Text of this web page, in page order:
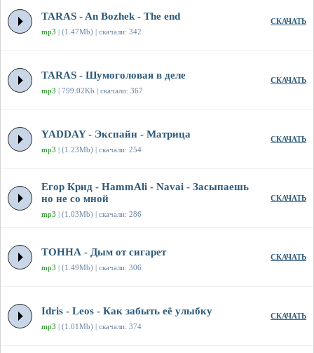
TARAS - An Bozhek - The end
mp3 | (1.47Mb) | скачали: 342
СКАЧАТЬ
TARAS - Шумоголовая в деле
mp3 | 799.02Kb | скачали: 367
СКАЧАТЬ
YADDAY - Экспайн - Матрица
mp3 | (1.23Mb) | скачали: 254
СКАЧАТЬ
Егор Крид - HammAli - Navai - Засыпаешь
но не со мной
mp3 | (1.03Mb) | скачали: 286
СКАЧАТЬ
ТОННА - Дым от сигарет
mp3 | (1.49Mb) | скачали: 306
СКАЧАТЬ
Idris - Leos - Как забыть её улыбку
mp3 | (1.01Mb) | скачали: 374
СКАЧАТЬ